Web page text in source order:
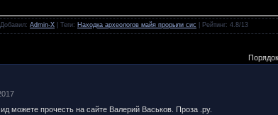
Добавил: Admin-X Теги: Находка археологов майя прорыли сис Рейтинг: 4.8/13
можете прочесть на сайте Валерий Васьков. Проза .ру.